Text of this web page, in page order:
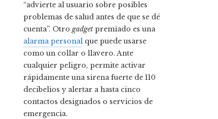
“advierte al usuario sobre posibles
problemas de salud antes de que se dé
cuenta”. Otro gadget premiado es una
alarma personal que puede usarse
como un collar o llavero. Ante
cualquier peligro, permite activar
rápidamente una sirena fuerte de 110
decibelios y alertar a hasta cinco
contactos designados o servicios de
emergencia.